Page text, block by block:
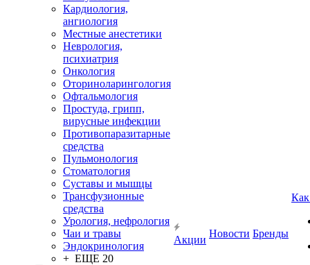
Кардиология,
ангиология
Местные анестетики
Неврология,
психиатрия
Онкология
Оториноларингология
Офтальмология
Простуда, грипп,
вирусные инфекции
Противопаразитарные
средства
Пульмонология
Стоматология
Суставы и мышцы
Трансфузионные
средства
Урология, нефрология
Чаи и травы
Эндокринология
+ ЕЩЕ 20
Акции
Новости Бренды